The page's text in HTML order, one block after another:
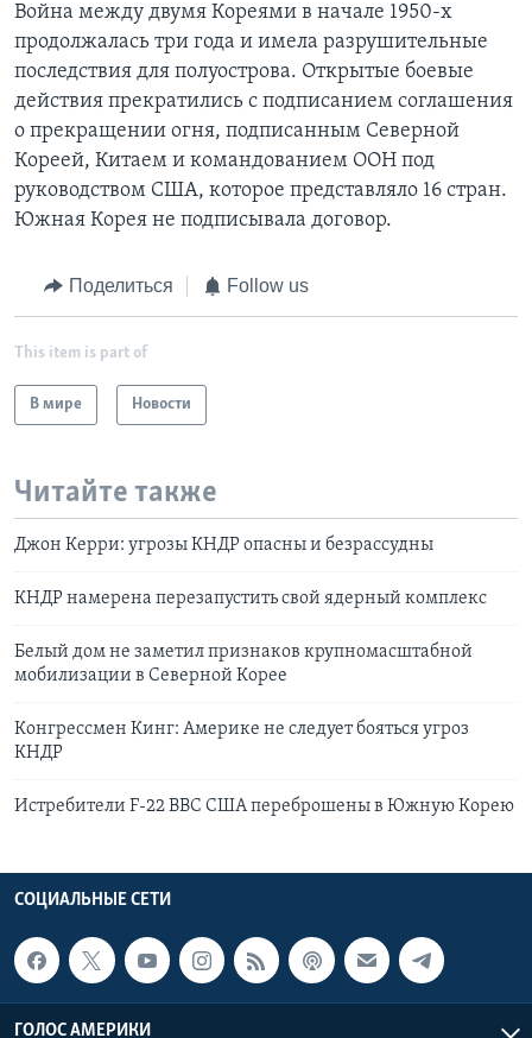
Война между двумя Кореями в начале 1950-х
продолжалась три года и имела разрушительные
последствия для полуострова. Открытые боевые
действия прекратились с подписанием соглашения
о прекращении огня, подписанным Северной
Кореей, Китаем и командованием ООН под
руководством США, которое представляло 16 стран.
Южная Корея не подписывала договор.
Поделиться Follow us
This item is part of
В мире Новости
Читайте также
Джон Керри: угрозы КНДР опасны и безрассудны
КНДР намерена перезапустить свой ядерный комплекс
Белый дом не заметил признаков крупномасштабной
мобилизации в Северной Корее
Конгресcмен Кинг: Америке не следует бояться угроз
КНДР
Истребители F-22 ВВС США переброшены в Южную Корею
СОЦИАЛЬНЫЕ СЕТИ
ГОЛОС АМЕРИКИ